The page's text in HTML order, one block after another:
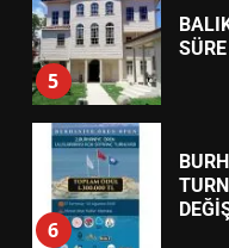
6
7